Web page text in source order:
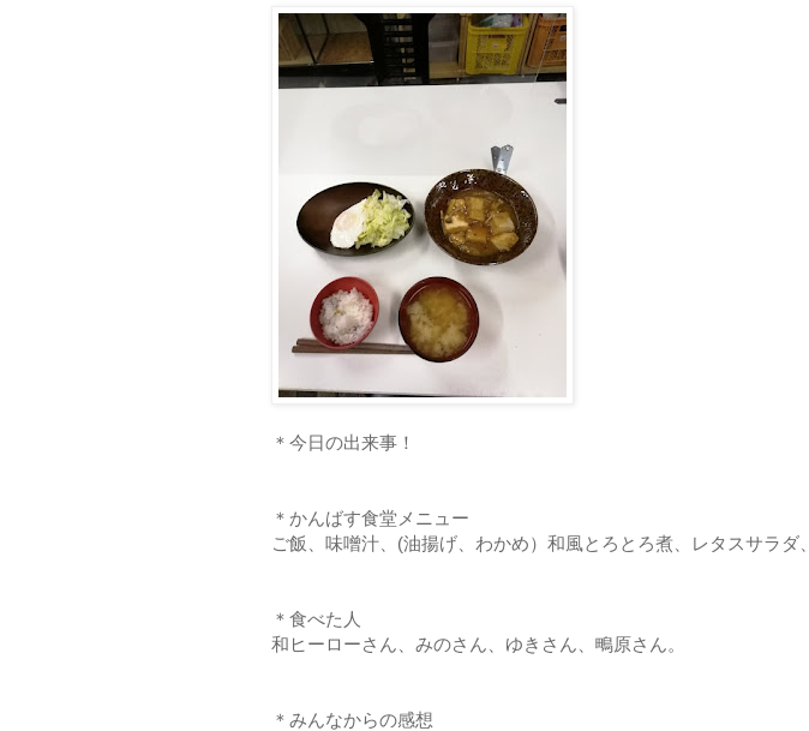
＊今日の出来事！
＊かんばす食堂メニュー
ご飯、味噌汁、(油揚げ、わかめ）和風とろとろ煮、レタスサラダ、
＊食べた人
和ヒーローさん、みのさん、ゆきさん、鴫原さん。
＊みんなからの感想